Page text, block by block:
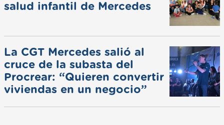
salud infantil de Mercedes
La CGT Mercedes salió al
cruce de la subasta del
Procrear: “Quieren convertir
viviendas en un negocio”